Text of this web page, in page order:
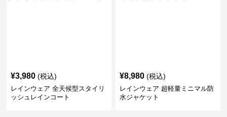
¥3,980 (税込)
レインウェア 全天候型スタイリ
ッシュレインコート
¥8,980 (税込)
レインウェア 超軽量ミニマル防
水ジャケット